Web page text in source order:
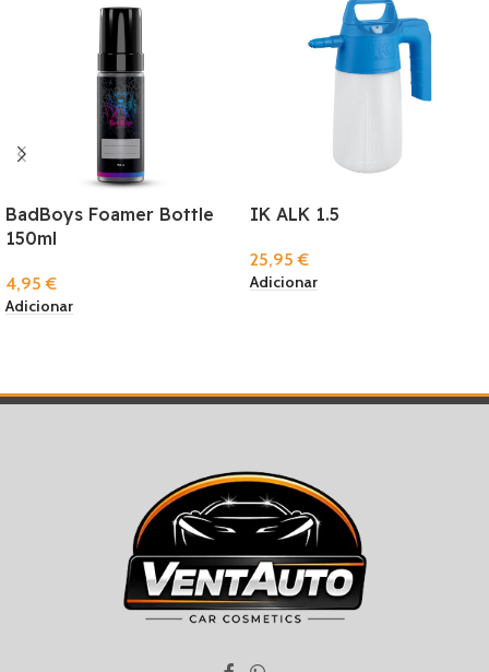
BadBoys Foamer Bottle
150ml
4,95€
Adicionar
IK ALK 1.5
25,95€
Adicionar